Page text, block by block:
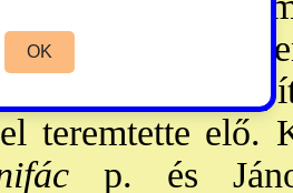
meg. ~
tp. építése. Az
teremtette elő.
p. és
OK